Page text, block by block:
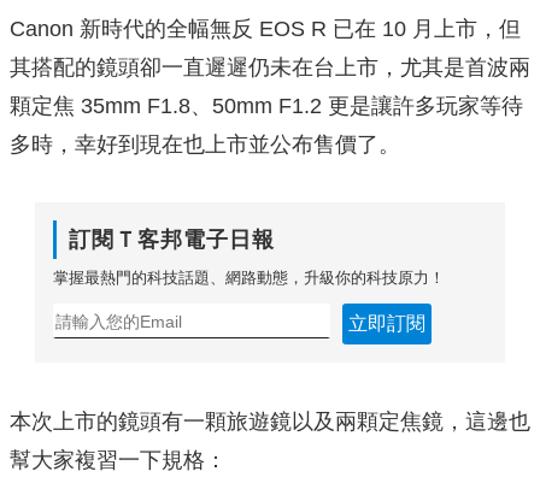
Canon 新時代的全幅無反 EOS R 已在 10 月上市，但
其搭配的鏡頭卻一直遲遲仍未在台上市，尤其是首波兩
顆定焦 35mm F1.8、50mm F1.2 更是讓許多玩家等待
多時，幸好到現在也上市並公布售價了。
訂閱Ｔ客邦電子日報
掌握最熱門的科技話題、網路動態，升級你的科技原力！
立即訂閱
本次上市的鏡頭有一顆旅遊鏡以及兩顆定焦鏡，這邊也
幫大家複習一下規格：